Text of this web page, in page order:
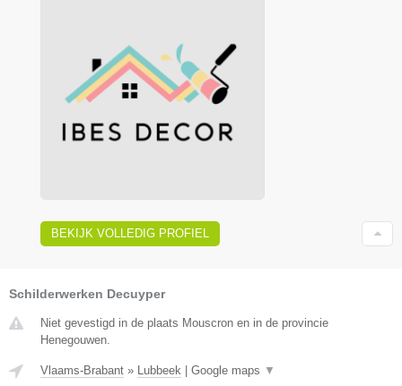
BEKIJK VOLLEDIG PROFIEL
Schilderwerken Decuyper
Niet gevestigd in de plaats Mouscron en in de provincie
Henegouwen.
Vlaams-Brabant » Lubbeek Google maps ▼